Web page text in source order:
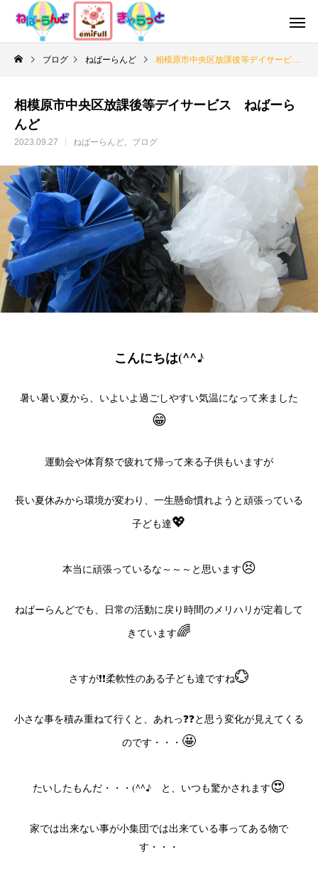
ブログ ねばーらんど 相模原市中央区放課後等デイサービス ねばーらんど
相模原市中央区放課後等デイサービス ねばーら
んど
2023.09.27 ねばーらんど ブログ
こんにちは(^^♪
暑い暑い夏から、いよいよ過ごしやすい気温になって来ました
😁
運動会や体育祭で疲れて帰って来る子供もいますが
長い夏休みから環境が変わり、一生懸命慣れようと頑張っている
子ども達💖
本当に頑張っているな～～～と思います😣
ねばーらんどでも、日常の活動に戻り時間のメリハリが定着して
きています🌈
さすが❗❗柔軟性のある子ども達ですね💮
小さな事を積み重ねて行くと、あれっ❓❓と思う変化が見えてくる
のです・・・ 🤩
たいしたもんだ・・・(^^♪ と、いつも驚かされます😍
家では出来ない事が小集団では出来ている事ってある物で
す・・・